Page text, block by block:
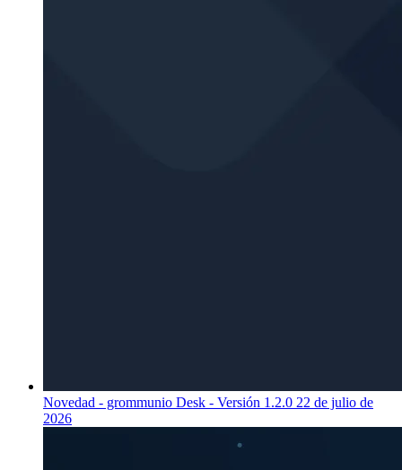
Novedad - grommunio Desk - Versión 1.2.0 22 de julio de
2026